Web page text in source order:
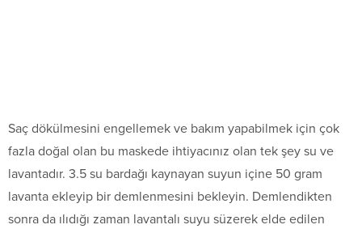
Saç dökülmesini engellemek ve bakım yapabilmek için çok
fazla doğal olan bu maskede ihtiyacınız olan tek şey su ve
lavantadır. 3.5 su bardağı kaynayan suyun içine 50 gram
lavanta ekleyip bir demlenmesini bekleyin. Demlendikten
sonra da ılıdığı zaman lavantalı suyu süzerek elde edilen